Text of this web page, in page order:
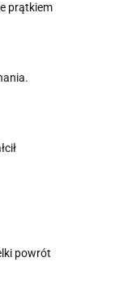
prątkiem
powrót